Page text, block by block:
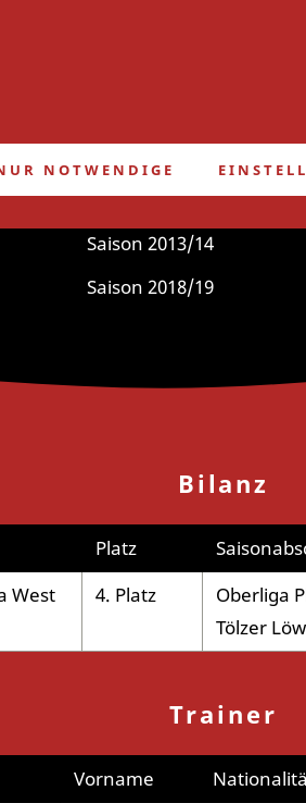
12
2010er Jahre»Saison 2011/12
Saison 2013/14
Saison 2018/19
Bilanz
Platz
West
4. Platz
Oberliga
Tölzer
Trainer
Vorname
NOTWENDIGE